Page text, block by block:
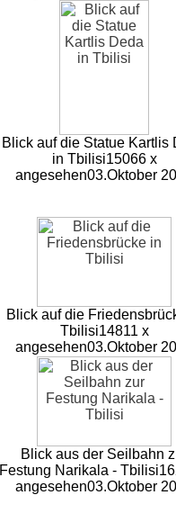
Blick auf die Statue Kartlis
in Tbilisi15066 x
angesehen03.Oktober
Blick auf die
Tbilisi14811 x
angesehen03.Oktober
Blick aus der Seilbahn
Festung Narikala - Tbilisi
angesehen03.Oktober